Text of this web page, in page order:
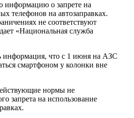
информацию о запрете на
телефонов на автозаправках.
не соответствуют
«Национальная служба
что с 1 июня на АЗС
смартфоном у колонки вне
нормы не
запрета на использование